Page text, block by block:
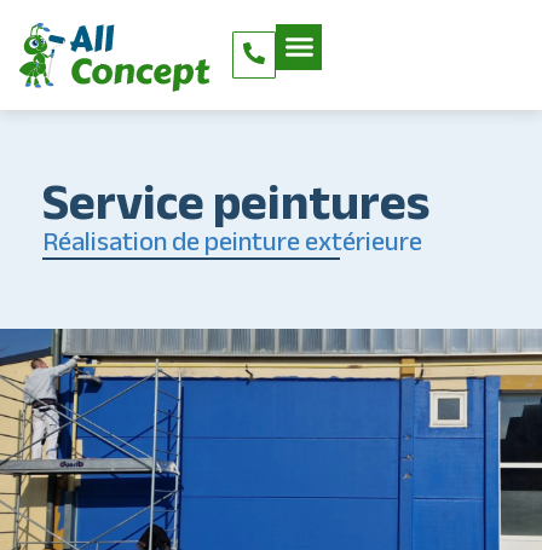
Service peintures
Réalisation de peinture extérieure